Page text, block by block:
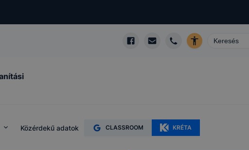
Közérdekű adatok CLASSROOM KRÉTA